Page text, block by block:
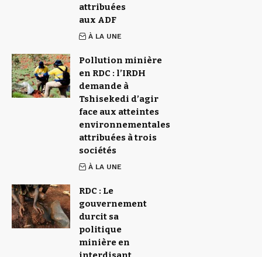
attribuées
aux ADF
À LA UNE
Pollution minière
en RDC : l’IRDH
demande à
Tshisekedi d’agir
face aux atteintes
environnementales
attribuées à trois
sociétés
À LA UNE
RDC : Le
gouvernement
durcit sa
politique
minière en